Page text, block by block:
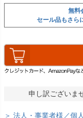
無料
セール品もさら
申し訳ございま
＞ 法人・事業者様／個